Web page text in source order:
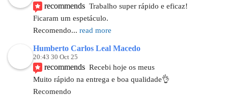
recommends Trabalho super rápido e eficaz!
Ficaram um espetáculo.
Recomendo... read more
Humberto Carlos Leal Macedo
20:43 30 Oct 25
recommends Recebi hoje os meus
Muito rápido na entrega e boa qualidade👌
Recomendo